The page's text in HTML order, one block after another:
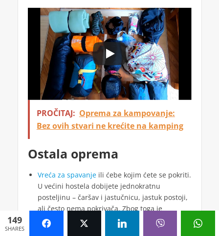
PROČITAJ: Oprema za kampovanje:
Bez ovih stvari ne krećite na kamping
Ostala oprema
Vreća za spavanjeili ćebe kojim ćete se pokriti.
U većini hostela dobijete jednokratnu
posteljinu – čaršav i jastučnicu, jastuk postoji,
ali često nema pokrivača. Zbog toga je
poželjno imati svoju vreću
149
SHARES